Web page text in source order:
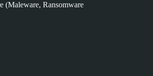
(Maleware, Ransomware